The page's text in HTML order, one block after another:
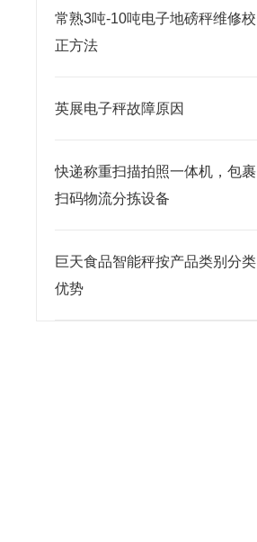
常熟3吨-10吨电子地磅秤维修校
正方法
英展电子秤故障原因
快递称重扫描拍照一体机，包裹
扫码物流分拣设备
巨天食品智能秤按产品类别分类
优势